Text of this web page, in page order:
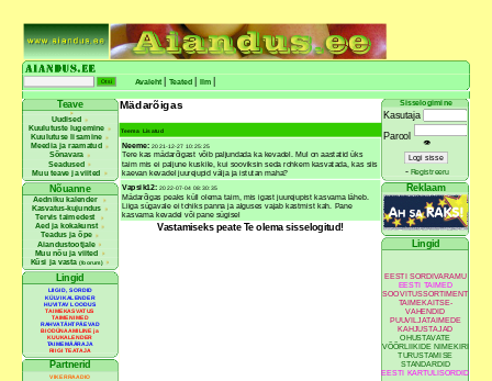
Avaleht Teated Ilm
Teave
Uudised
Kuulutuste lugemine
Kuulutuse lisamine
Meedia ja raamatud
Sõnavara
Seadused
Muu teave ja viited
Nõuanne
Aedniku kalender
Kasvatus-kujundus
Tervis taimedest
Aed ja kokakunst
Teadus ja õpe
Aiandustootjale
Muu nõu ja viited
Küsi ja vasta(foorum)
Lingid
LIIGID, SORDID
KÜLVIKALENDER
HUVITAV LOODUS
TAIMEKASVATUS
TAIMENIMED
RAHVATÄHTPÄEVAD
BIODÜNAAMILINE ja
KUUKALENDER
TAIMEMÄÄRAJA
RIIGI TEATAJA
Partnerid
VIKERRAADIO
Mädarõigas
Teema Lisatud
Neeme: 2021-12-27 10:25:25
Tere kas mädarõigast võib paljundada ka kevadel. Mul on aastatid üks
taim mis ei paljune kuskile, kui sooviksin seda rohkem kasvatada, kas siis
kaevan kevadel juurejupid välja ja istutan maha?
Vapsik12: 2022-07-04 08:30:35
Mädarõigas peaks küll olema taim, mis igast juurejupist kasvama läheb.
Liiga sügavale ei tohiks panna ja alguses vajab kastmist kah. Pane
kasvama kevadel või pane sügisel
Vastamiseks peate Te olema sisselogitud!
Sisselogimine
Kasutaja
Parool
👁
- Registreeru
Reklaam
Lingid
EESTI SORDIVARAMU
EESTI TAIMED
SOOVITUSSORTIMENT
TAIMEKAITSE-
VAHENDID
PUUVILJATAIMEDE
KAHJUSTAJAD
OHUSTAVATE
VÕÕRLIIKIDE NIMEKIRI
TURUSTAMISE
STANDARDID
EESTI KARTULISORDID